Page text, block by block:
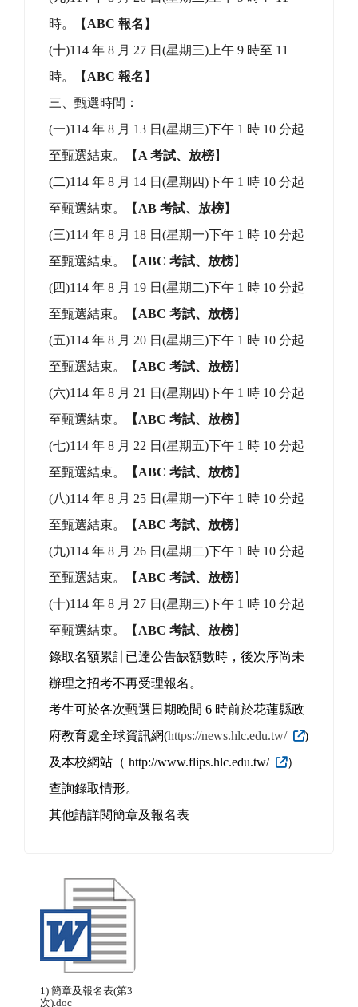
(三)114 年 8 月 18 日(星期一)上午 9 時至 11
時。 【ABC 報名】
(四)114 年 8 月 19 日(星期二)上午 9 時至 11
時。 【ABC 報名
( 五)114 年 8 月 20 日(星期三)上午 9 時至 11
時。【ABC 報名】
(六)114 年 8 月 21 日(星期四)上午 9 時至 11
時。【ABC 報名】
(七)114 年 8 月 22 日(星期五)上午 9 時至 11
時。【ABC 報名】
(八)114 年 8 月 25 日(星期一)上午 9 時至 11
時。【ABC 報名】
(九)114 年 8 月 26 日(星期二)上午 9 時至 11
時。【ABC 報名】
(十)114 年 8 月 27 日(星期三)上午 9 時至 11
時。【ABC 報名】
三、甄選時間：
(一)114 年 8 月 13 日(星期三)下午 1 時 10 分起
至甄選結束。【A 考試、放榜】
(二)114 年 8 月 14 日(星期四)下午 1 時 10 分起
至甄選結束。【AB 考試、放榜】
(三)114 年 8 月 18 日(星期一)下午 1 時 10 分起
至甄選結束。【ABC 考試、放榜 】
(四)114 年 8 月 19 日(星期二)下午 1 時 10 分起
至甄選結束。【ABC 考試、放榜
】
(五)114 年 8 月 20 日(星期三)下午 1 時 10 分起
至甄選結束。【ABC 考試、放榜】
(六)114 年 8 月 21 日(星期四)下午 1 時 10 分起
至甄選結束。 【ABC 考試、放榜】
(七)114 年 8 月 22 日(星期五)下午 1 時 10 分起
至甄選結束。【ABC 考試、放榜】
九)114 年 8 月 26 日(星期二)下午 1 時 10 分起
至甄選結束。【
十)114 年 8 月 27 日(星期三)下午 1 時 10 分起
至甄選結束。【
錄取名額累計已達公告缺額數時，後次序尚未